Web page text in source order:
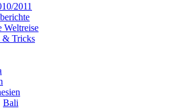
2011
Weltreise
& Tricks
Bali